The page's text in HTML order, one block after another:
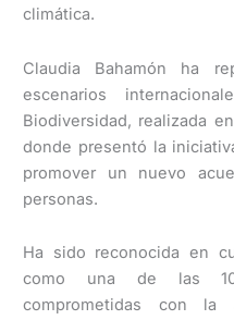
climática.
Claudia Bahamón ha
escenarios
Biodiversidad, realizada
donde presentó la
promover un nuevo
personas.
Ha sido reconocida en
como una de las
comprometidas con la